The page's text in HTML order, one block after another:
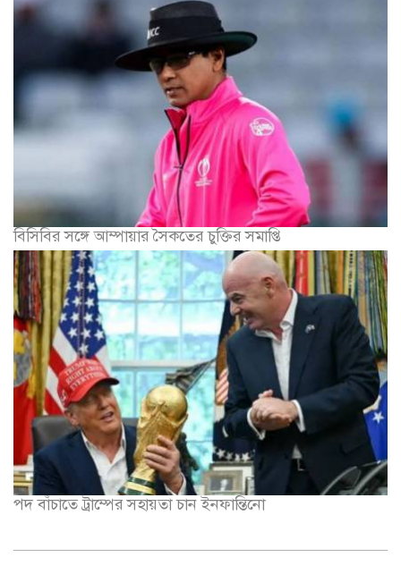
বিসিবির সঙ্গে আম্পায়ার সৈকতের চুক্তির সমাপ্তি
পদ বাঁচাতে ট্রাম্পের সহায়তা চান ইনফান্তিনো